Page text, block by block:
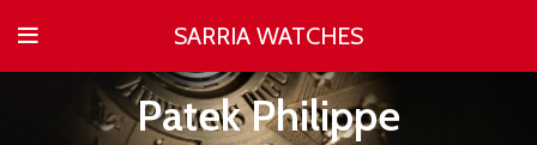
SARRIA WATCHES
Patek Philippe